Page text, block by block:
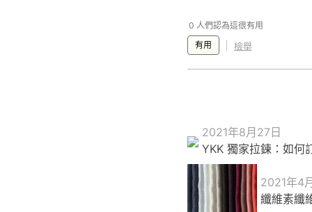
0 人們認為這很有用
有用 檢舉
2021年8月27日
YKK 獨家拉鍊：如何
2021年4
纖維素纖